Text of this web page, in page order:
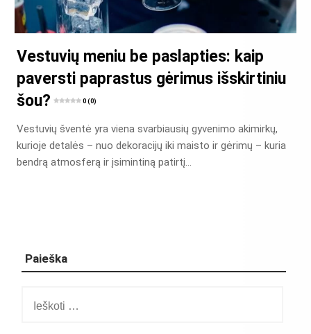
Vestuvių meniu be paslapties: kaip
paversti paprastus gėrimus išskirtiniu
šou?
0 (0)
Vestuvių šventė yra viena svarbiausių gyvenimo akimirkų,
kurioje detalės – nuo dekoracijų iki maisto ir gėrimų – kuria
bendrą atmosferą ir įsimintiną patirtį…
Paieška